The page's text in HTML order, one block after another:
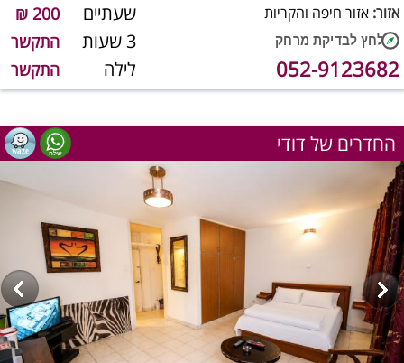
שעתיים 200 ₪
3 שעות התקשר
לילה התקשר
אזור: אזור חיפה והקריות
052-9123682
החדרים של דודי